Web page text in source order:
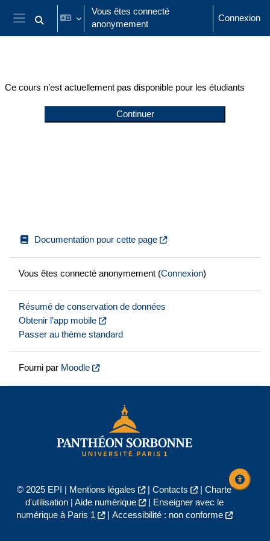
Passer au contenu principal
Panneau latéral
Activer/désactiver la saisie de recherche
Vous êtes connecté
anonymement
Connexion
Ce cours n’est actuellement pas disponible pour les étudiants
Continuer
Documentation pour cette page
Vous êtes connecté anonymement (Connexion)
Résumé de conservation de données
Obtenir l’app mobile
Passer au thème standard
Fourni par Moodle
© 2025 EPI | Mentions légales | Contacts | Charte
d'utilisation| Aide numérique |
Enseigner avec le
numérique à Paris 1
| Accessibilité : non conforme